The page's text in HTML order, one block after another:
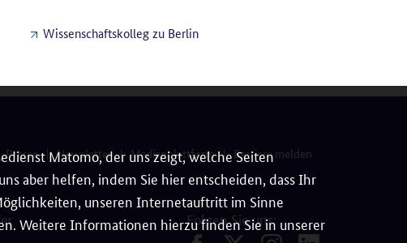
Matomo, der uns zeigt, welche Seiten
aber helfen, indem Sie hier entscheiden, dass Ihr
unseren Internetauftritt im Sinne
Weitere Informationen hierzu finden Sie in unserer
Wissenschaftskolleg zu Berlin
Presse Newsletter Medienplattform Barriere melden
Folgen Sie uns: